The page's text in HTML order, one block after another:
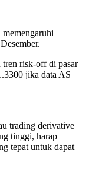
tren risk-off di pasar
jika data AS
trading derivative
tinggi, harap
tepat untuk dapat